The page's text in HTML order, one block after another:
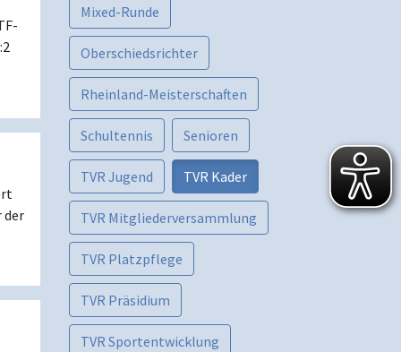
der
Mixed-Runde
Oberschiedsrichter
Rheinland-Meisterschaften
Schultennis Senioren
TVR Jugend TVR Kader
TVR Mitgliederversammlung
TVR Platzpflege
TVR Präsidium
TVR Sportentwicklung